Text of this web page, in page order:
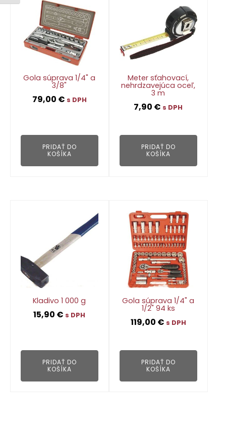
Gola súprava 1/4" a
3/8"
79,00 € s DPH
PRIDAŤ DO
KOŠÍKA
Meter sťahovací,
nehrdzavejúca oceľ,
3 m
7,90 € s DPH
PRIDAŤ DO
KOŠÍKA
Kladivo 1 000 g
15,90 € s DPH
PRIDAŤ DO
KOŠÍKA
Gola súprava 1/4" a
1/2" 94 ks
119,00 € s DPH
PRIDAŤ DO
KOŠÍKA